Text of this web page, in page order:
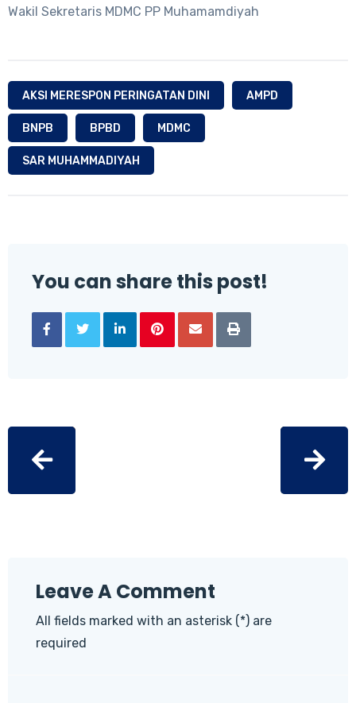
Wakil Sekretaris MDMC PP Muhamamdiyah
AKSI MERESPON PERINGATAN DINI AMPD
BNPB BPBD MDMC
SAR MUHAMMADIYAH
You can share this post!
Leave A Comment
All fields marked with an asterisk (*) are
required